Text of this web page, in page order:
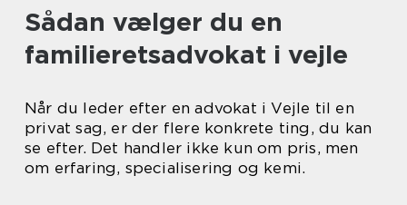
Sådan vælger du en
familieretsadvokat i vejle
Når du leder efter en advokat i Vejle til en
privat sag, er der flere konkrete ting, du kan
se efter. Det handler ikke kun om pris, men
om erfaring, specialisering og kemi.